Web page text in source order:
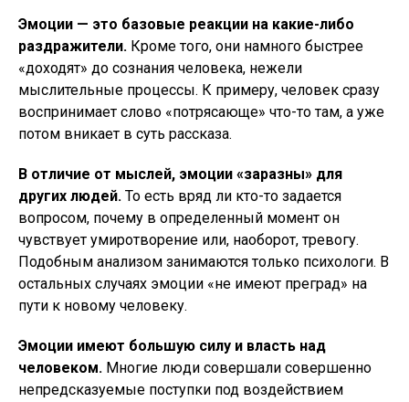
Эмоции — это базовые реакции на какие-либо
раздражители. Кроме того, они намного быстрее
«доходят» до сознания человека, нежели
мыслительные процессы. К примеру, человек сразу
воспринимает слово «потрясающе» что-то там, а уже
потом вникает в суть рассказа.
В отличие от мыслей, эмоции «заразны» для
других людей. То есть вряд ли кто-то задается
вопросом, почему в определенный момент он
чувствует умиротворение или, наоборот, тревогу.
Подобным анализом занимаются только психологи. В
остальных случаях эмоции «не имеют преград» на
пути к новому человеку.
Эмоции имеют большую силу и власть над
человеком. Многие люди совершали совершенно
непредсказуемые поступки под воздействием